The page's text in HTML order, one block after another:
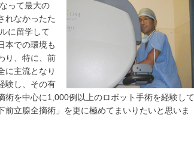
って最大の
れなかったた
に留学して
本での環境も
り、特に、前
に主流となり
験し、その有
を中心に1,000例以上のロボット手術を経験して
立腺全摘術」を更に極めてまいりたいと思いま